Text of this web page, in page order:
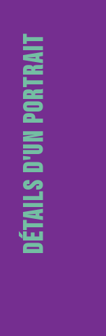
Détails d'un portrait